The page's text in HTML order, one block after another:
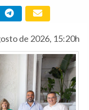
de 2026, 15:20h